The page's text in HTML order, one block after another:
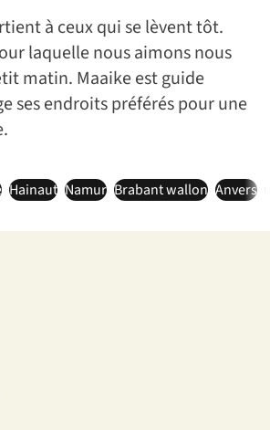
à ceux qui se lèvent tôt.
laquelle nous aimons nous
matin. Maaike est guide
ses endroits préférés pour une
Hainaut Namur Brabant wallon Anvers